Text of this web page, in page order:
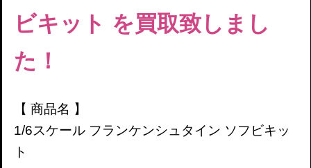
ビキット を買取致しまし
た！
【 商品名 】
1/6スケール フランケンシュタイン ソフビキッ
ト